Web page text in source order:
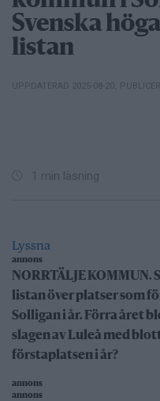
Svenska
listan
UPPDATERAD 2025-08-20
1 min läsning
Lyssna
annons
NORRTÄLJE
listan över platser som
Solligan i år. Förra året
slagen av Luleå med
förstaplatsen i år?
annons
annons